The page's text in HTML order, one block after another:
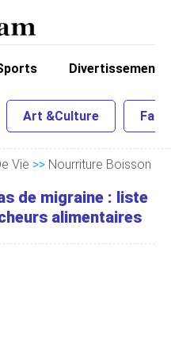
Divertissement
Art &Culture
Vie >> Nourriture Boisson
de migraine : liste
alimentaires